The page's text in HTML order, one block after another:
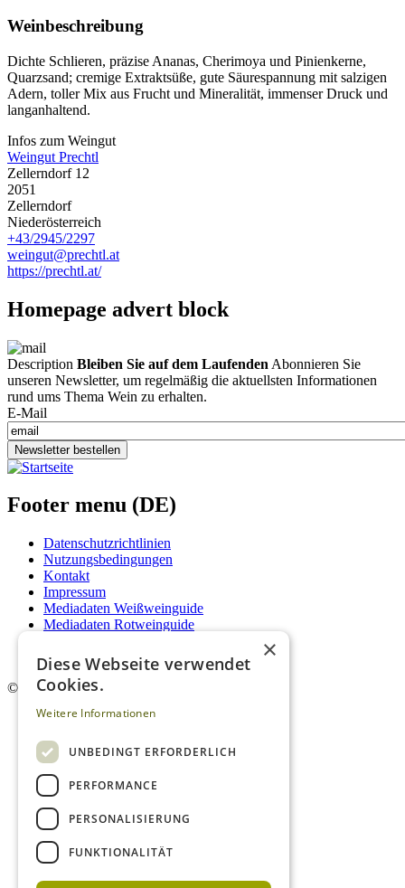
Weinbeschreibung
Dichte Schlieren, präzise Ananas, Cherimoya und Pinienkerne,
Quarzsand; cremige Extraktsüße, gute Säurespannung mit salzigen
Adern, toller Mix aus Frucht und Mineralität, immenser Druck und
langanhaltend.
Infos zum Weingut
Weingut Prechtl
Zellerndorf 12
2051
Zellerndorf
Niederösterreich
+43/2945/2297
weingut@prechtl.at
https://prechtl.at/
Homepage advert block
Description Bleiben Sie auf dem Laufenden Abonnieren Sie
unseren Newsletter, um regelmäßig die aktuellsten Informationen
rund ums Thema Wein zu erhalten.
E-Mail
Newsletter bestellen
Footer menu (DE)
Datenschutzrichtlinien
Nutzungsbedingungen
Kontakt
Impressum
Mediadaten Weißweinguide
Mediadaten Rotweinguide
Newsletter
© 2026. Alle Rechte vorbehalten.
×
Diese Webseite verwendet
Cookies.
Weitere Informationen
UNBEDINGT ERFORDERLICH
PERFORMANCE
PERSONALISIERUNG
FUNKTIONALITÄT